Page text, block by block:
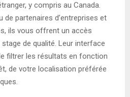
y compris au Canada.
de partenaires d’entreprises et
ils vous offrent un accès
de qualité. Leur interface
filtrer les résultats en fonction
de votre localisation préférée